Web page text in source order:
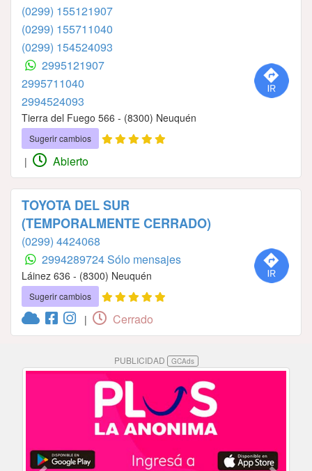
(0299) 155121907
(0299) 155711040
(0299) 154524093
2995121907
2995711040
2994524093
Tierra del Fuego 566 - (8300) Neuquén
Sugerir cambios
| Abierto
TOYOTA DEL SUR
(TEMPORALMENTE CERRADO)
(0299) 4424068
2994289724 Sólo mensajes
Láinez 636 - (8300) Neuquén
Sugerir cambios
| Cerrado
PUBLICIDAD GCAds